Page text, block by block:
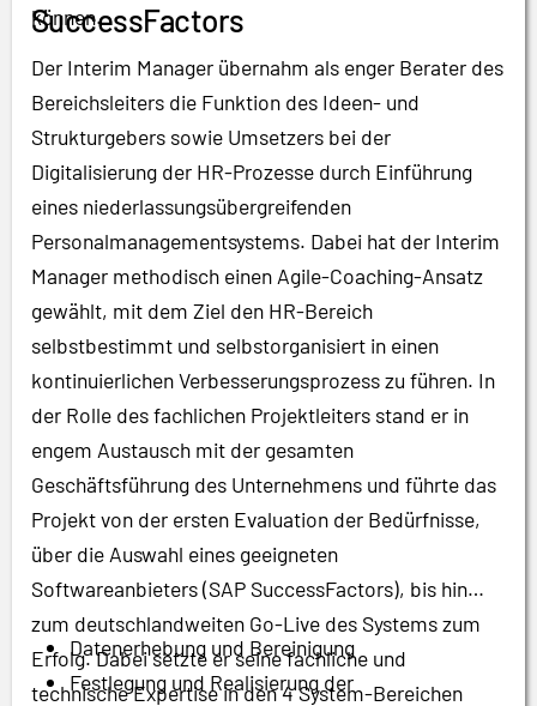
können.
SuccessFactors
Der Interim Manager übernahm als enger Berater des
Bereichsleiters die Funktion des Ideen- und
Strukturgebers sowie Umsetzers bei der
Digitalisierung der HR-Prozesse durch Einführung
eines niederlassungsübergreifenden
Personalmanagementsystems. Dabei hat der Interim
Manager methodisch einen Agile-Coaching-Ansatz
gewählt, mit dem Ziel den HR-Bereich
selbstbestimmt und selbstorganisiert in einen
kontinuierlichen Verbesserungsprozess zu führen. In
der Rolle des fachlichen Projektleiters stand er in
engem Austausch mit der gesamten
Geschäftsführung des Unternehmens und führte das
Projekt von der ersten Evaluation der Bedürfnisse,
über die Auswahl eines geeigneten
Softwareanbieters (SAP SuccessFactors), bis hin
zum deutschlandweiten Go-Live des Systems zum
Erfolg. Dabei setzte er seine fachliche und
technische Expertise in den 4 System-Bereichen
Datenerhebung und Bereinigung
Festlegung und Realisierung der